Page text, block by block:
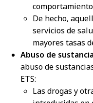
De hecho,
servicios de
mayores tasas
Abuso de
abuso de
ETS:
Las drogas y